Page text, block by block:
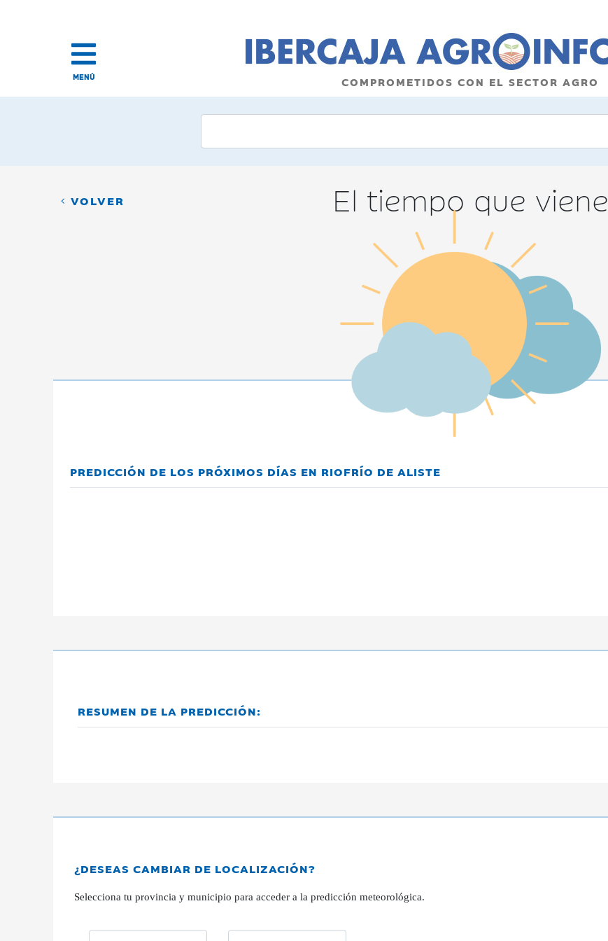
MENÚ COMPROMETIDOS CON EL SECTOR AGRO
VOLVER El tiempo que viene
PREDICCIÓN DE LOS PRÓXIMOS DÍAS EN RIOFRÍO DE ALISTE
RESUMEN DE LA PREDICCIÓN:
¿DESEAS CAMBIAR DE LOCALIZACIÓN?
Selecciona tu provincia y municipio para acceder a la predicción meteorológica.